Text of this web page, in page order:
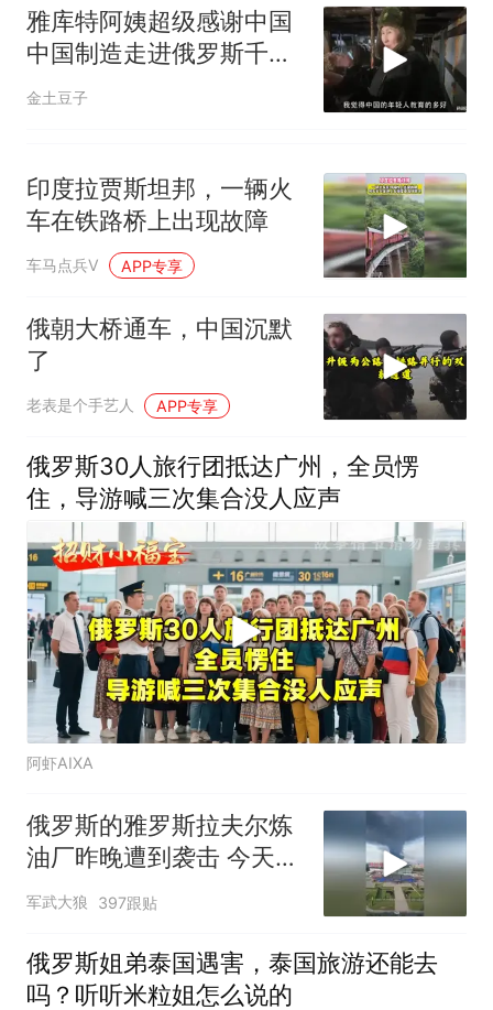
雅库特阿姨超级感谢中国
中国制造走进俄罗斯千家
万户
金土豆子
印度拉贾斯坦邦，一辆火
车在铁路桥上出现故障
车马点兵V APP专享
俄朝大桥通车，中国沉默
了
老表是个手艺人 APP专享
俄罗斯30人旅行团抵达广州，全员愣
住，导游喊三次集合没人应声
阿虾AIXA
俄罗斯的雅罗斯拉夫尔炼
油厂昨晚遭到袭击 今天依
然浓烟滚滚
军武大狼 397跟贴
俄罗斯姐弟泰国遇害，泰国旅游还能去
吗？听听米粒姐怎么说的